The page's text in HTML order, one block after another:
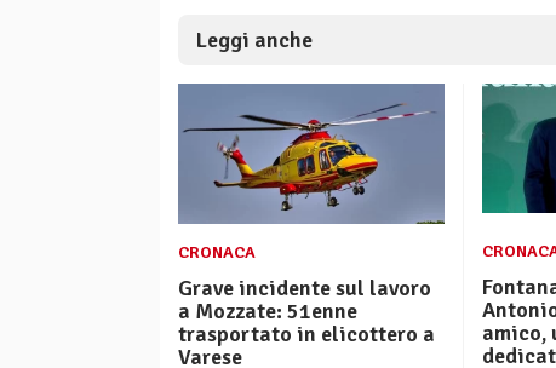
Leggi anche
CRONACA
Grave incidente sul lavoro
a Mozzate: 51enne
trasportato in elicottero a
Varese
amico,